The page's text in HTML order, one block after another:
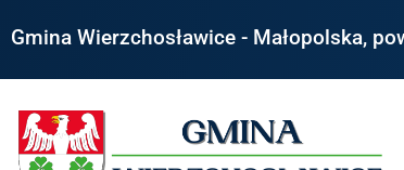
Gmina Wierzchosławice - Małopolska,